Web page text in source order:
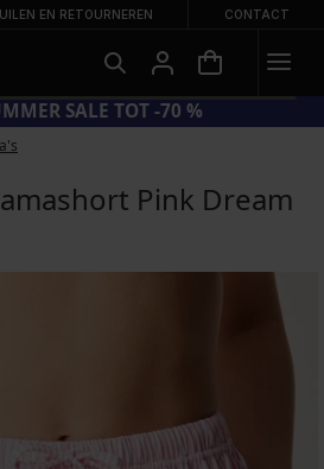
EN RETOURNEREN CONTACT
GROTE
Pink Dream